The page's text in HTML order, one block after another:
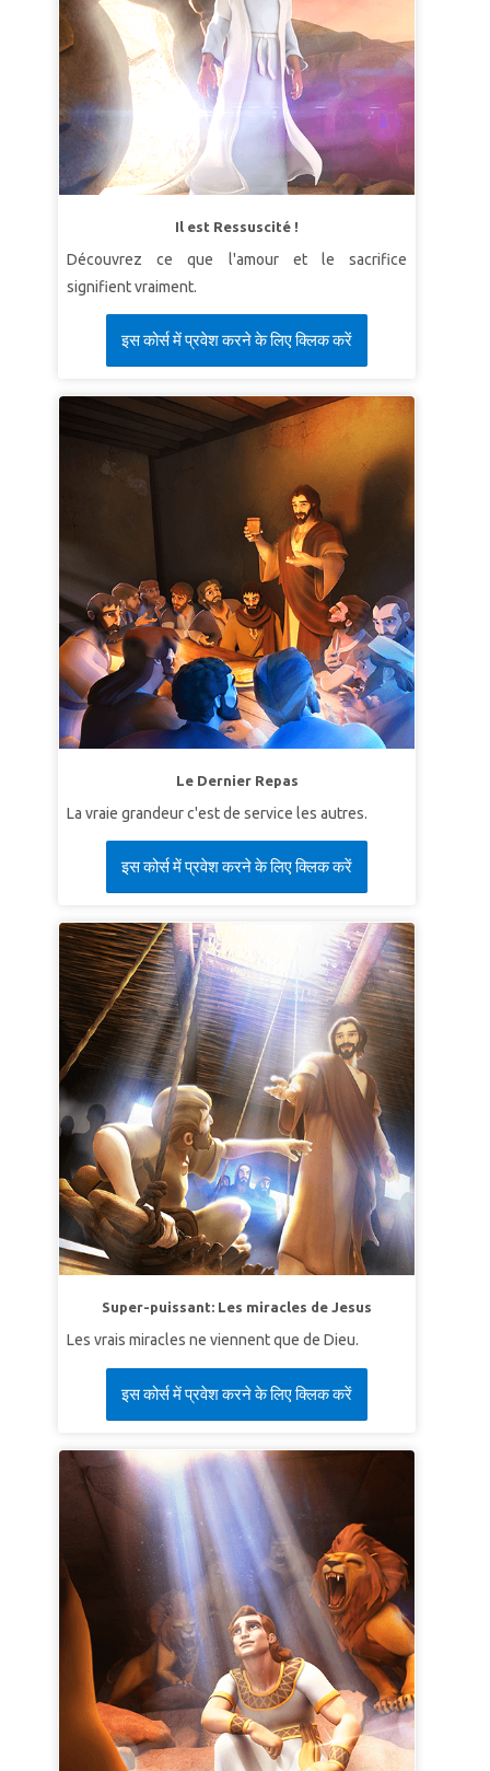
Il est Ressuscité !
Découvrez ce que l'amour et le sacrifice
signifient vraiment.
इस कोर्स में प्रवेश करने के लिए क्लिक करें
Le Dernier Repas
La vraie grandeur c'est de service les autres.
इस कोर्स में प्रवेश करने के लिए क्लिक करें
Super-puissant: Les miracles de Jesus
Les vrais miracles ne viennent que de Dieu.
इस कोर्स में प्रवेश करने के लिए क्लिक करें